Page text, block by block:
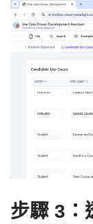
步驟 3：